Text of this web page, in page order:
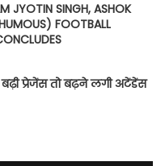
JYOTIN SINGH, ASHOK
FOOTBALL
प्रेजेंस तो बढ़ने लगी अटेंडेंस